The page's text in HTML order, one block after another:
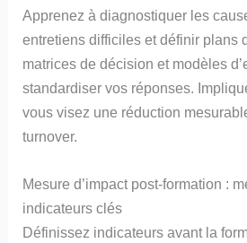
Apprenez à diagnostiquer les
entretiens difficiles et définir plans
matrices de décision et modèles
standardiser vos réponses.
vous visez une réduction
turnover.
Mesure d’impact post-formation :
indicateurs clés
Définissez indicateurs avant la